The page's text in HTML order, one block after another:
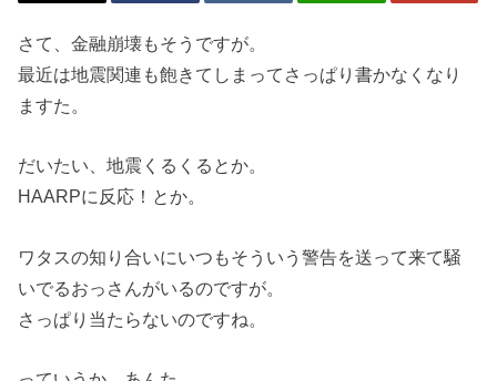
さて、金融崩壊もそうですが。
最近は地震関連も飽きてしまってさっぱり書かなくなり
ますた。
だいたい、地震くるくるとか。
HAARPに反応！とか。
ワタスの知り合いにいつもそういう警告を送って来て騒
いでるおっさんがいるのですが。
さっぱり当たらないのですね。